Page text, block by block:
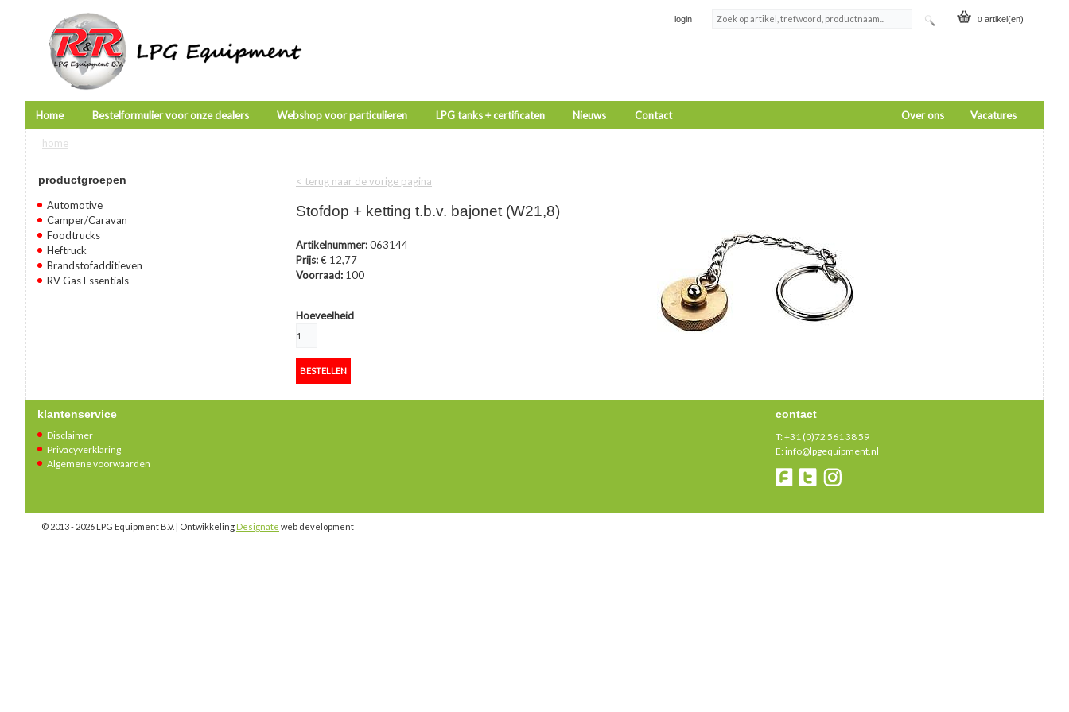
0 artikel(en)
login
Home Bestelformulier voor onze dealers Webshop voor particulieren LPG tanks + certificaten Nieuws Contact Vacatures
Over ons
U bent hier
home
productgroepen
Automotive
Camper/Caravan
Foodtrucks
Heftruck
Brandstofadditieven
RV Gas Essentials
< terug naar de vorige pagina
Stofdop + ketting t.b.v. bajonet (W21,8)
Artikelnummer:063144
Prijs:€ 12,77
Voorraad: 100
Hoeveelheid
klantenservice
Disclaimer
Privacyverklaring
Algemene voorwaarden
contact
T:+31 (0)72 561 38 59
E:info@lpgequipment.nl
© 2013 - 2026 LPG Equipment B.V. | Ontwikkeling Designate web development